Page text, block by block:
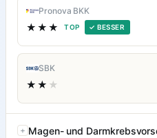
Pronova BKK
★★★ TOP ✓ BESSER
SBK
★★ ★
Magen- und